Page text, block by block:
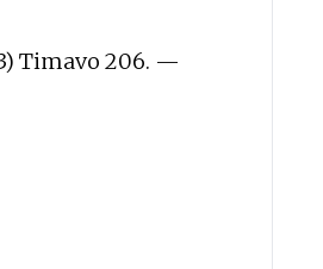
Timavo 206. —